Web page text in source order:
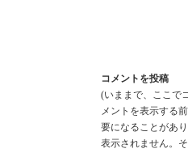
コメントを投稿
(いままで、ここで
メントを表示する
要になることがあ
表示されません。